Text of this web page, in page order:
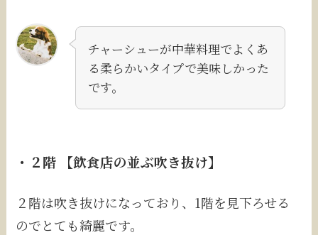
チャーシューが中華料理でよくあ
る柔らかいタイプで美味しかった
です。
・２階 【飲食店の並ぶ吹き抜け】
２階は吹き抜けになっており、1階を見下ろせる
のでとても綺麗です。